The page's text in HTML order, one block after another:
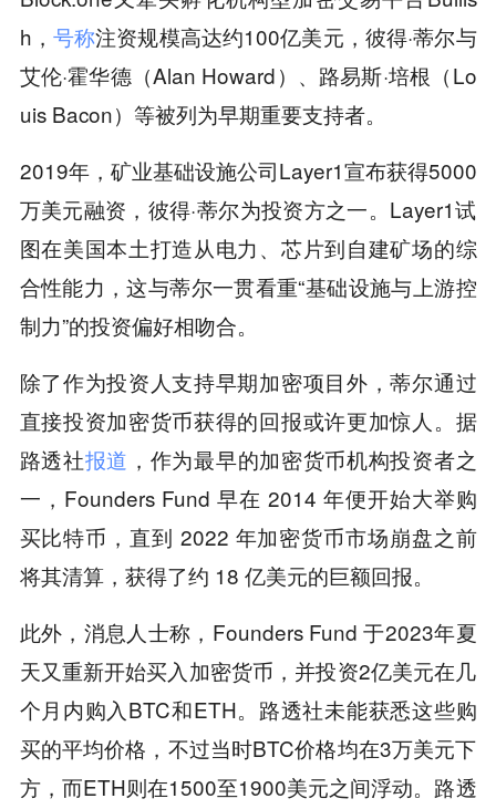
h， 号称注资规模高达约100亿美元，彼得·蒂尔与
艾伦·霍华德（Alan Howard）、路易斯·培根（Lo
uis Bacon）等被列为早期重要支持者。
2019年，矿业基础设施公司Layer1宣布获得5000
万美元融资，彼得·蒂尔为投资方之一。Layer1试
图在美国本土打造从电力、芯片到自建矿场的综
合性能力，这与蒂尔一贯看重“基础设施与上游控
制力”的投资偏好相吻合。
除了作为投资人支持早期加密项目外，蒂尔通过
直接投资加密货币获得的回报或许更加惊人。据
路透社报道 ，作为最早的加密货币机构投资者之
一，Founders Fund 早在 2014 年便开始大举购
买比特币，直到 2022 年加密货币市场崩盘之前
将其清算，获得了约 18 亿美元的巨额回报。
此外，消息人士称，Founders Fund 于2023年夏
天又重新开始买入加密货币，并投资2亿美元在几
个月内购入BTC和ETH。路透社未能获悉这些购
买的平均价格，不过当时BTC价格均在3万美元下
方，而ETH则在1500至1900美元之间浮动。路透